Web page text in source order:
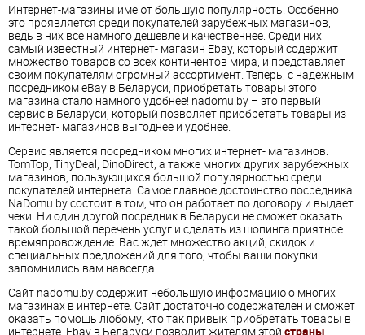
Интернет-магазины имеют большую популярность. Особенно
это проявляется среди покупателей зарубежных магазинов,
ведь в них все намного дешевле и качественнее. Среди них
самый известный интернет- магазин Ebay, который содержит
множество товаров со всех континентов мира, и представляет
своим покупателям огромный ассортимент. Теперь, с надежным
посредником eBay в Беларуси, приобретать товары этого
магазина стало намного удобнее! nadomu.by – это первый
сервис в Беларуси, который позволяет приобретать товары из
интернет- магазинов выгоднее и удобнее.
Сервис является посредником многих интернет- магазинов:
TomTop, TinyDeal, DinoDirect, а также многих других зарубежных
магазинов, пользующихся большой популярностью среди
покупателей интернета. Самое главное достоинство посредника
NaDomu.by состоит в том, что он работает по договору и выдает
чеки. Ни один другой посредник в Беларуси не сможет оказать
такой большой перечень услуг и сделать из шопинга приятное
времяпровождение. Вас ждет множество акций, скидок и
специальных предложений для того, чтобы ваши покупки
запомнились вам навсегда.
Сайт nadomu.by содержит небольшую информацию о многих
магазинах в интернете. Сайт достаточно содержателен и сможет
оказать помощь любому, кто так привык приобретать товары в
интернете. Ebay в Беларуси позволит жителям этой страны